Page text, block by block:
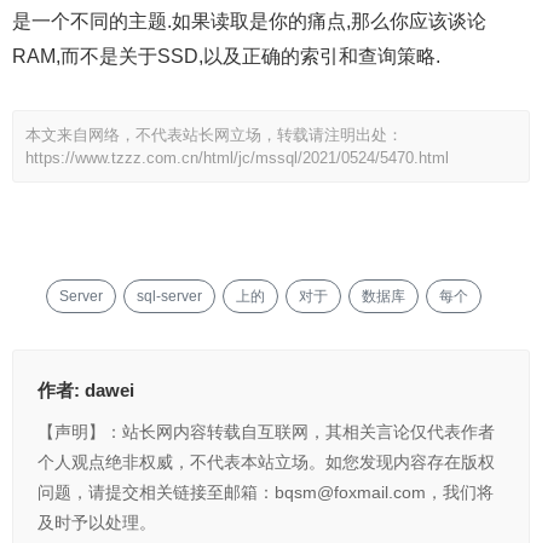
是一个不同的主题.如果读取是你的痛点,那么你应该谈论
RAM,而不是关于SSD,以及正确的索引和查询策略.
本文来自网络，不代表站长网立场，转载请注明出处：
https://www.tzzz.com.cn/html/jc/mssql/2021/0524/5470.html
Server sql-server 上的 对于 数据库 每个
作者: dawei
【声明】：站长网内容转载自互联网，其相关言论仅代表作者
个人观点绝非权威，不代表本站立场。如您发现内容存在版权
问题，请提交相关链接至邮箱：bqsm@foxmail.com，我们将
及时予以处理。